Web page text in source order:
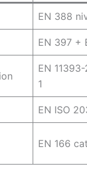
EN 388
EN 397 +
EN
1
EN ISO
EN 166